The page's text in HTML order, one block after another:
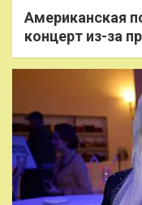
Американская
концерт из-за